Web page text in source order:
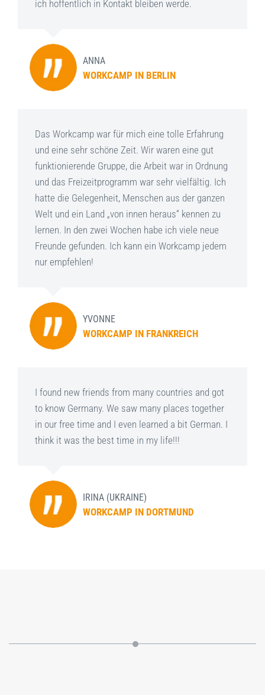
ich hoffentlich in Kontakt bleiben werde.
ANNA
WORKCAMP IN BERLIN
Das Workcamp war für mich eine tolle Erfahrung
und eine sehr schöne Zeit. Wir waren eine gut
funktionierende Gruppe, die Arbeit war in Ordnung
und das Freizeitprogramm war sehr vielfältig. Ich
hatte die Gelegenheit, Menschen aus der ganzen
Welt und ein Land „von innen heraus“ kennen zu
lernen. In den zwei Wochen habe ich viele neue
Freunde gefunden. Ich kann ein Workcamp jedem
nur empfehlen!
YVONNE
WORKCAMP IN FRANKREICH
I found new friends from many countries and got
to know Germany. We saw many places together
in our free time and I even learned a bit German. I
think it was the best time in my life!!!
IRINA (UKRAINE)
WORKCAMP IN DORTMUND